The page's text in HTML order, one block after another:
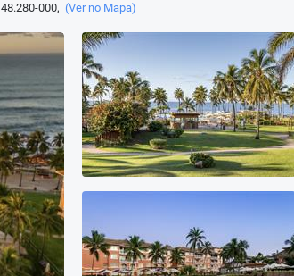
48.280-000, (Ver no Mapa)